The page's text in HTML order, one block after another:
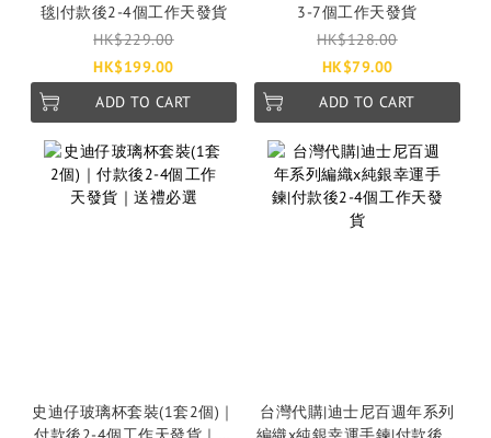
毯|付款後2-4個工作天發貨
HK$229.00
HK$199.00
ADD TO CART
3-7個工作天發貨
HK$128.00
HK$79.00
ADD TO CART
史迪仔玻璃杯套裝(1套2個)｜
台灣代購|迪士尼百週年系列